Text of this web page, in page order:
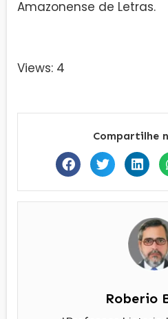
Amazonense de Letras.
Views: 4
Compartilhe
Roberio